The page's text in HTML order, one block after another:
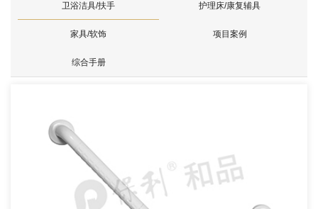
卫浴洁具/扶手 护理床/康复辅具
家具/软饰 项目案例
综合手册